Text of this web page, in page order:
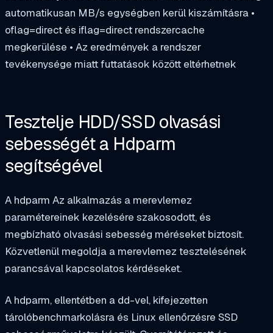
automatikusan MB/s egységben kerül kiszámításra •
oflag=direct és iflag=direct rendszercache
megkerülése • Az eredmények a rendszer
tevékenysége miatt futtatások között eltérhetnek
Tesztelje HDD/SSD olvasási
sebességét a Hdparm
segítségével
A hdparm Az alkalmazás a merevlemez
paramétereinek kezelésére szakosodott, és
megbízható olvasási sebesség méréseket biztosít.
Közvetlenül megoldja a merevlemez tesztelésének
parancsával kapcsolatos kérdéseket.
A hdparm, ellentétben a dd-vel, kifejezetten
tárolóbenchmarkolásra és Linux ellenőrzésre SSD